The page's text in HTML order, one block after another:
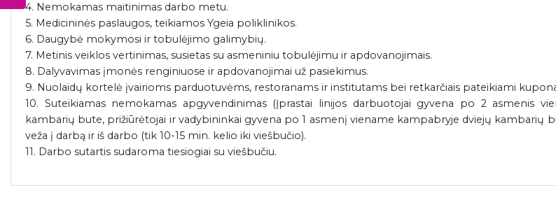
4. Nemokamas maitinimas darbo metu.
5. Medicininės paslaugos, teikiamos Ygeia poliklinikos.
6. Daugybė mokymosi ir tobulėjimo galimybių.
7. Metinis veiklos vertinimas, susietas su asmeniniu tobulėjimu ir apdovanojimais.
8. Dalyvavimas įmonės renginiuose ir apdovanojimai už pasiekimus.
9. Nuolaidų kortelė įvairioms parduotuvėms, restoranams ir institutams bei retkarčiais pateikiami
10. Suteikiamas nemokamas apgyvendinimas (Įprastai linijos darbuotojai gyvena po 2 asmenis
kambarių bute, prižiūrėtojai ir vadybininkai gyvena po 1 asmenį viename kampabryje dviejų kambarių
veža į darbą ir iš darbo (tik 10-15 min. kelio iki viešbučio).
11. Darbo sutartis sudaroma tiesiogiai su viešbučiu.